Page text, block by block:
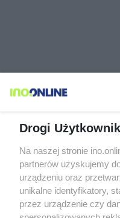
Drogi
Na naszej stronie
partnerów uzyskujemy
urządzeniu oraz
unikalne identyfikatory,
przez urządzenie czy